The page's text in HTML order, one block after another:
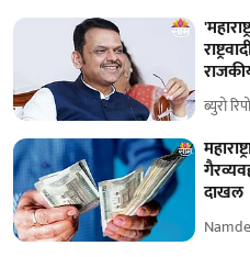
ब्युरो
दाखल